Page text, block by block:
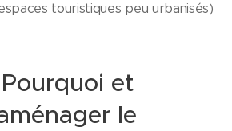
touristiques peu urbanisés)
et
le